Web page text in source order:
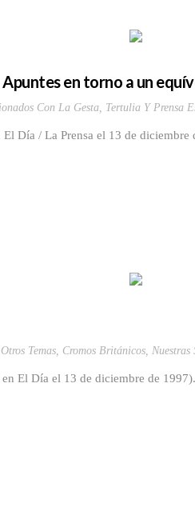
en torno a un
Con La Gesta, Tertulia Y Prensa
Día / La Prensa el 13 de diciembre
Temas, Cromos Británicos, Nuestras
El Día el 13 de diciembre de 1997).